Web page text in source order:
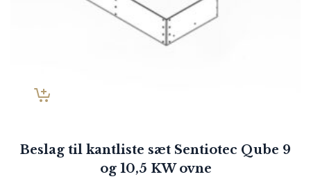
Beslag til kantliste sæt Sentiotec Qube 9
og 10,5 KW ovne